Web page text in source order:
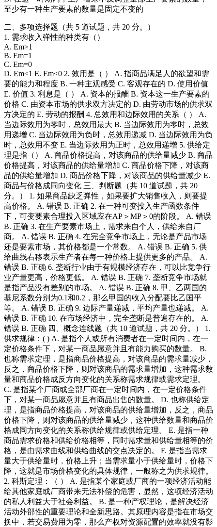
至少有一种生产要素的数量是固定不变的
二、多项选择题（共 5 道试题，共 20 分。）
1. 需求收入弹性的种类有（）
A. Em>1
B. Em=1
C. Em=0
D. Em<1 E. Em<0 2. 效用是（ ） A. 指商品满足人的欲望和需
要的能力和程度 B. 一种主观感受 C. 客观存在的 D. 使用价值
E. 价值 3. 利息是（ ） A. 资本的报酬 B. 资本这一生产要素的
价格 C. 由资本市场的供求双方决定的 D. 由劳动市场的供求双
方决定的 E. 劳动的报酬 4. 总效用和边际效用的关系（ ） A.
当边际效用为零时，总效用最大 B. 当边际效用为零时，总效
用递增 C. 当边际效用为负时，总效用递减 D. 当边际效用为负
时，总效用不变 E. 当边际效用为正时，总效用递增 5. 供给定
理是指（） A. 商品价格提高，对该商品的供给量减少 B. 商品
价格提高，对该商品的供给量增加 C. 商品价格下降，对该商
品的供给量增加 D. 商品价格下降，对该商品的供给量减少 E.
商品与价格成同向变化 三、判断题（共 10 道试题，共 20
分。） 1. 如果商品缺乏弹性，如果要扩大销售收入，则要提
高价格。 A. 错误 B. 正确 2. 在一种可变投入生产函数条件
下，可变要素合理投入区域应在AP＞MP＞0的阶段。 A. 错误
B. 正确 3. 在生产要素市场上，需求来自个人，供给来自厂
商。 A. 错误 B. 正确 4. 在完全竞争市场上，无论是产品市场
还是要素市场，其价格都是一个常数。 A. 错误 B. 正确 5. 供
给曲线右移表示生产者在每一种价格上提供更多的产品。 A.
错误 B. 正确 6. 垄断行业由于有规模经济存在，可以比竞争行
业产量更高，价格更低。 A. 错误 B. 正确 7. 垄断竞争市场就
是指产品没有差别的市场。 A. 错误 B. 正确 8. 甲、乙两国的
基尼系数分别为0.1和0.2，那么甲国的收入分配要比乙国平
等。 A. 错误 B. 正确 9. 边际产量递减，平均产量也递减。 A.
错误 B. 正确 10. 在市场经济中，完全垄断是普遍存在的。 A.
错误 B. 正确 四、概念连线题（共 10 道试题，共 20 分。） 1.
供求规律：( ) A. 是指个人或所有消费者在一定时间内，在一
定价格条件下，对某一商品愿意并且有能力购买的数量。 B.
也称需求定理，是指商品价格提高，对该商品的需求量减少，
反之，商品价格下降，则对该商品的需求量增加，这种需求数
量和商品价格成反方向变化的关系称需求规律或需求定理。
C. 是指某个厂商或全部厂商在一定时间内，在一定价格条件
下，对某一商品愿意并且有商品出售的数量。 D. 也称供给定
理，是指商品价格提高，对该商品的供给量增加，反之，商品
价格下降，则对该商品的供给量减少，这种供给数量和商品价
格成同方向变化的关系称供给规律或供给定理。 E. 是指一种
商品需求价格和供给价格相等，同时需求量和供给量相等的价
格，是由需求曲线和供给曲线的交点决定的。 F. 是指当需求
量大于供给量时，价格上升；当需求量小于供给量时，价格下
降，这就是市场价格变化的具体规律，一般称之为供求规律。
2. 科斯定理：（ ） A. 是指某个家庭或厂商的一项经济活动能
给其他家庭或厂商带来无法补偿的危害，显然，这项经济活动
的私人利益大于社会利益。 B. 是一种产权理论，是解决经济
活动外部性的重要理论和全新思路。其原理内容是指在市场交
换中，若交易费用为零，那么产权对资源配置的效率就没有影